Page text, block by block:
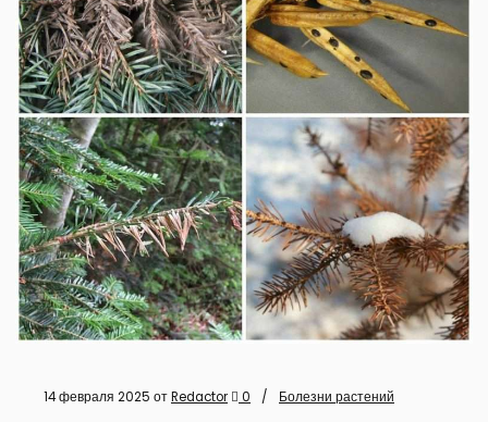
14 февраля 2025 отRedactor 0 Болезни растений